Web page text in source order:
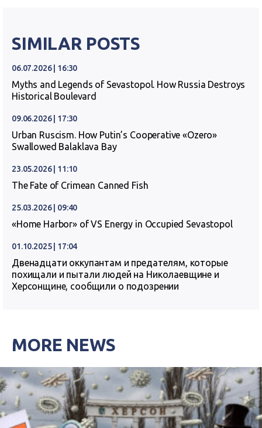
SIMILAR POSTS
06.07.2026 | 16:30
Myths and Legends of Sevastopol. How Russia Destroys
Historical Boulevard
09.06.2026 | 17:30
Urban Ruscism. How Putin’s Cooperative «Ozero»
Swallowed Balaklava Bay
23.05.2026 | 11:10
The Fate of Crimean Canned Fish
25.03.2026 | 09:40
«Home Harbor» of VS Energy in Occupied Sevastopol
01.10.2025 | 17:04
Двенадцати оккупантам и предателям, которые
похищали и пытали людей на Николаевщине и
Херсонщине, сообщили о подозрении
MORE NEWS